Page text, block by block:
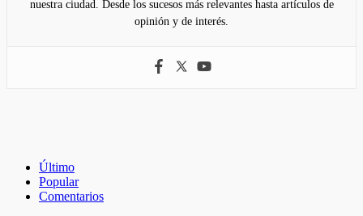
nuestra ciudad. Desde los sucesos más relevantes hasta artículos de
opinión y de interés.
Último
Popular
Comentarios